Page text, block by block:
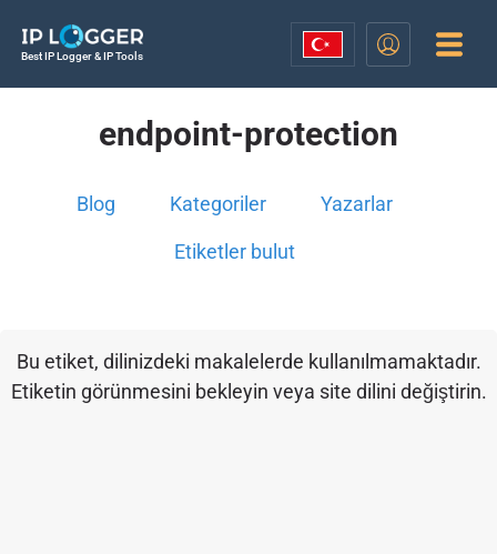
Best IP Logger & IP Tools
endpoint-protection
Blog Kategoriler Yazarlar
Etiketler bulut